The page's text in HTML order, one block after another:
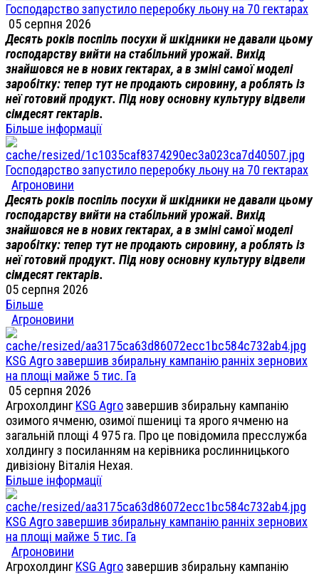
Господарство запустило переробку льону на 70 гектарах
05 серпня 2026
Десять років поспіль посухи й шкідники не давали цьому
господарству вийти на стабільний урожай. Вихід
знайшовся не в нових гектарах, а в зміні самої моделі
заробітку: тепер тут не продають сировину, а роблять із
неї готовий продукт. Під нову основну культуру відвели
сімдесят гектарів.
Більше інформації
Господарство запустило переробку льону на 70 гектарах
Агроновини
Десять років поспіль посухи й шкідники не давали цьому
господарству вийти на стабільний урожай. Вихід
знайшовся не в нових гектарах, а в зміні самої моделі
заробітку: тепер тут не продають сировину, а роблять із
неї готовий продукт. Під нову основну культуру відвели
сімдесят гектарів.
05 серпня 2026
Більше
Агроновини
KSG Agro завершив збиральну кампанію ранніх зернових
на площі майже 5 тис. Га
05 серпня 2026
АгрохолдингKSG Agroзавершив збиральну кампанію
озимого ячменю, озимої пшениці та ярого ячменю на
загальній площі 4 975 га. Про це повідомила пресслужба
холдингу з посиланням на керівника рослинницького
дивізіону Віталія Нехая.
Більше інформації
KSG Agro завершив збиральну кампанію ранніх зернових
на площі майже 5 тис. Га
Агроновини
АгрохолдингKSG Agroзавершив збиральну кампанію